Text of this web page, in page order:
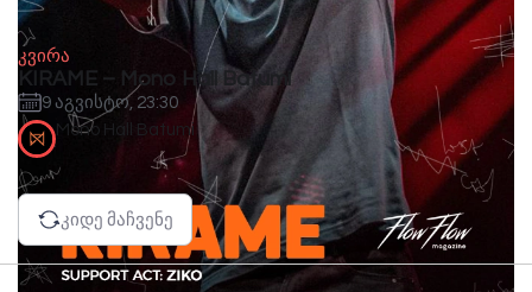
კვირა
KIRAME – Mono Hall Batumi
9 აგვისტო, 23:30
Mono Hall Batumi
კიდე მაჩვენე